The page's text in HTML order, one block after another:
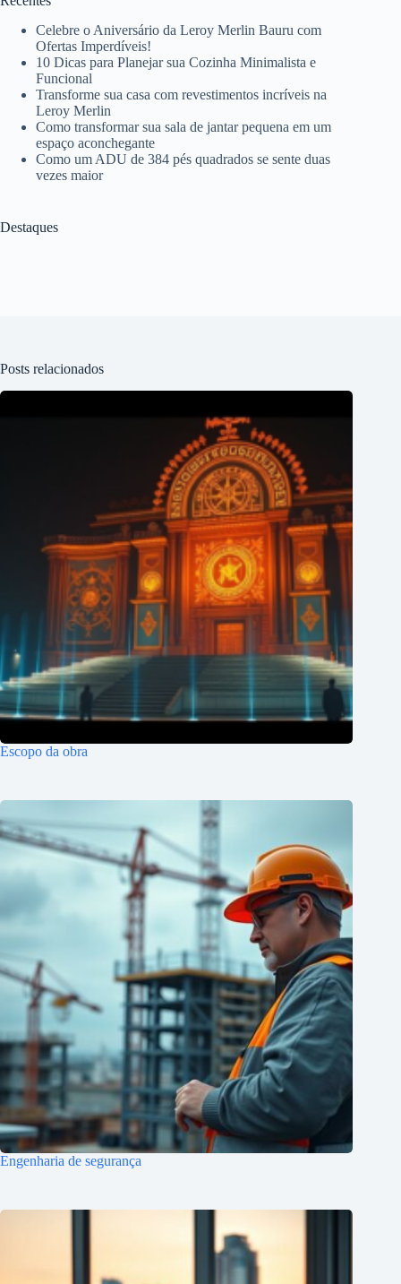
Celebre o Aniversário da Leroy Merlin Bauru com
Ofertas Imperdíveis!
10 Dicas para Planejar sua Cozinha Minimalista e
Funcional
Transforme sua casa com revestimentos incríveis na
Leroy Merlin
Como transformar sua sala de jantar pequena em um
espaço aconchegante
Como um ADU de 384 pés quadrados se sente duas
vezes maior
Destaques
Posts relacionados
Escopo da obra
Engenharia de segurança